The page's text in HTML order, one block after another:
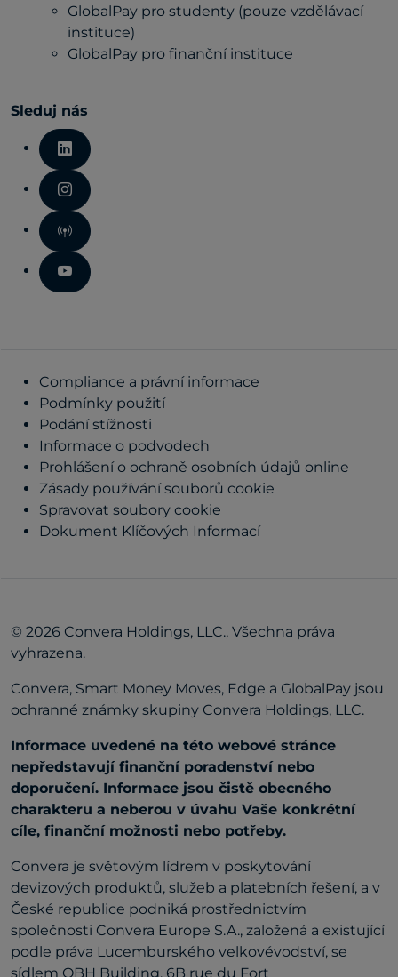
GlobalPay pro studenty (pouze vzdělávací
instituce)
GlobalPay pro finanční instituce
Sleduj nás
Compliance a právní informace
Podmínky použití
Podání stížnosti
Informace o podvodech
Prohlášení o ochraně osobních údajů online
Zásady používání souborů cookie
Spravovat soubory cookie
Dokument Klíčových Informací
© 2026 Convera Holdings, LLC., Všechna práva
vyhrazena.
Convera, Smart Money Moves, Edge a GlobalPay jsou
ochranné známky skupiny Convera Holdings, LLC.
Informace uvedené na této webové stránce
nepředstavují finanční poradenství nebo
doporučení. Informace jsou čistě obecného
charakteru a neberou v úvahu Vaše konkrétní
cíle, finanční možnosti nebo potřeby.
Convera je světovým lídrem v poskytování
devizových produktů, služeb a platebních řešení, a v
České republice podniká prostřednictvím
společnosti Convera Europe S.A., založená a existující
podle práva Lucemburského velkovévodství, se
sídlem OBH Building, 6B rue du Fort